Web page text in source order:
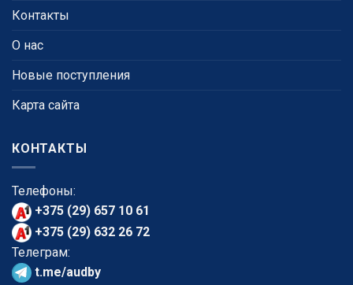
Контакты
О нас
Новые поступления
Карта сайта
КОНТАКТЫ
Телефоны:
+375 (29) 657 10 61
+375 (29) 632 26 72
Телеграм:
t.me/audby